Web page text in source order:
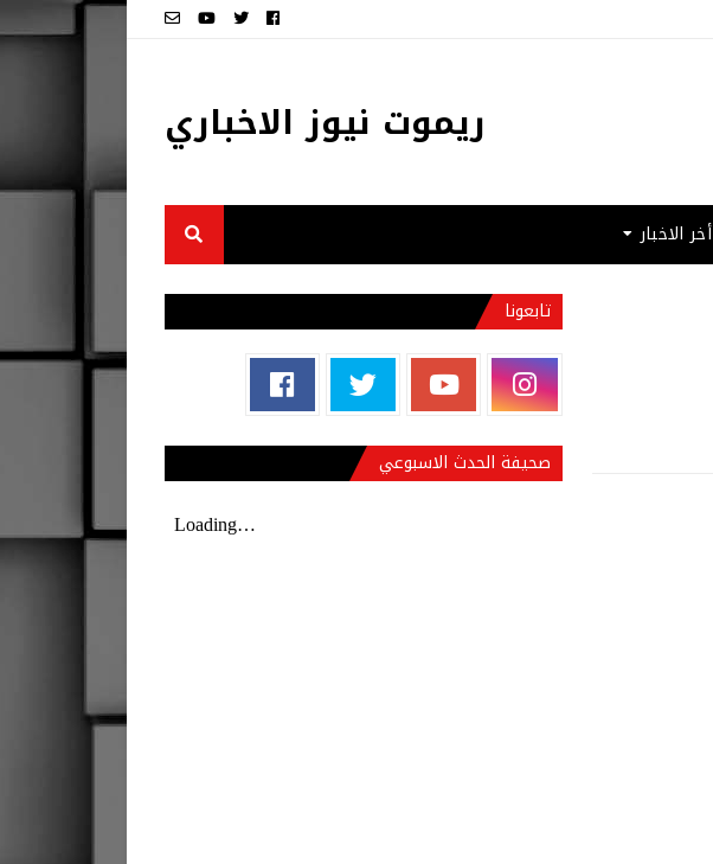
ريموت نيوز الاخباري
أخر الاخبار
تابعونا
صحيفة الحدث الاسبوعي